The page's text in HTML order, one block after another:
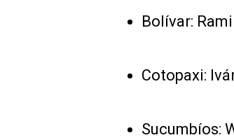
Bolívar:
Cotopaxi:
Sucumbíos: